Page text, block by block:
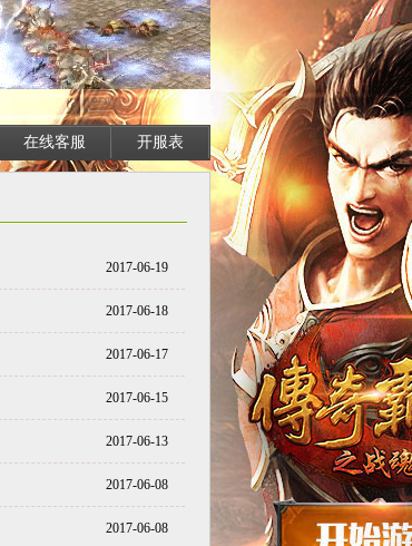
在线客服 开服表
2017-06-19
2017-06-18
2017-06-17
2017-06-15
2017-06-13
2017-06-08
2017-06-08